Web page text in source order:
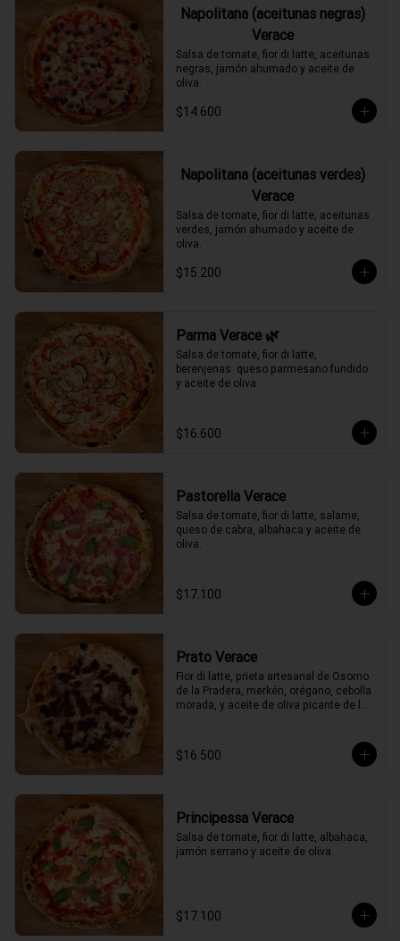
Napolitana (aceitunas negras)
Verace
Salsa de tomate, fior di latte, aceitunas
negras, jamón ahumado y aceite de
oliva.
$14.600
Napolitana (aceitunas verdes)
Verace
Salsa de tomate, fior di latte, aceitunas
verdes, jamón ahumado y aceite de
oliva.
$15.200
Parma Verace 🌿
Salsa de tomate, fior di latte,
berenjenas  queso parmesano fundido
y aceite de oliva.
$16.600
Pastorella Verace
Salsa de tomate, fior di latte, salame,
queso de cabra, albahaca y aceite de
oliva.
$17.100
Prato Verace
Fior di latte, prieta artesanal de Osorno
de la Pradera, merkén, orégano, cebolla
morada, y aceite de oliva picante de la
$16.500
Principessa Verace
Salsa de tomate, fior di latte, albahaca,
jamón serrano y aceite de oliva.
$17.100